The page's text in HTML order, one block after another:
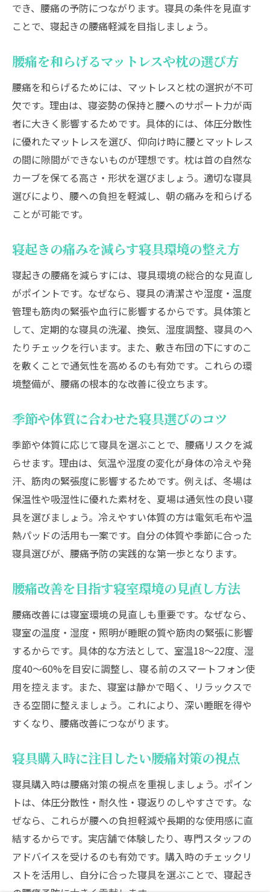
でき、腰痛の予防につながります。寝具の条件を見直す
ことで、寝起きの腰痛軽減を目指しましょう。
腰痛を和らげるマットレスや枕の選び方
腰痛を和らげるためには、マットレスと枕の選択が不可
欠です。理由は、寝姿勢の保持と腰へのサポート力が両
者に大きく影響するためです。具体的には、体圧分散性
に優れたマットレスを選び、仰向け時に腰とマットレス
の間に隙間ができないものが理想です。枕は首の自然な
カーブを保てる高さ・形状を選びましょう。適切な寝具
選びにより、腰への負担を軽減し、朝の痛みを和らげる
ことが可能です。
寝起きの痛みを減らす寝具環境の整え方
寝起きの腰痛を減らすには、寝具環境の総合的な見直し
がポイントです。なぜなら、寝具の清潔さや湿度・温度
管理も筋肉の緊張や血行に影響するからです。具体策と
して、定期的な寝具の洗濯、換気、湿度調整、寝具のへ
たりチェックを行います。また、敷き布団の下にすのこ
を敷くことで通気性を高めるのも有効です。これらの環
境整備が、腰痛の根本的な改善に役立ちます。
季節や体質に合わせた寝具選びのコツ
季節や体質に応じて寝具を選ぶことで、腰痛リスクを減
らせます。理由は、気温や湿度の変化が身体の冷えや発
汗、筋肉の緊張度に影響するためです。例えば、冬場は
保温性や吸湿性に優れた素材を、夏場は通気性の良い寝
具を選びましょう。冷えやすい体質の方は電気毛布や温
熱パッドの活用も一案です。自分の体質や季節に合った
寝具選びが、腰痛予防の実践的な第一歩となります。
腰痛改善を目指す寝室環境の見直し方法
腰痛改善には寝室環境の見直しも重要です。なぜなら、
寝室の温度・湿度・照明が睡眠の質や筋肉の緊張に影響
するからです。具体的な方法として、室温18〜22度、湿
度40〜60%を目安に調整し、寝る前のスマートフォン使
用を控えます。また、寝室は静かで暗く、リラックスで
きる空間に整えましょう。これにより、深い睡眠を得や
すくなり、腰痛改善につながります。
寝具購入時に注目したい腰痛対策の視点
寝具購入時は腰痛対策の視点を重視しましょう。ポイン
トは、体圧分散性・耐久性・寝返りのしやすさです。な
ぜなら、これらが腰への負担軽減や長期的な使用感に直
結するからです。実店舗で体験したり、専門スタッフの
アドバイスを受けるのも有効です。購入時のチェックリ
ストを活用し、自分に合った寝具を選ぶことで、寝起き